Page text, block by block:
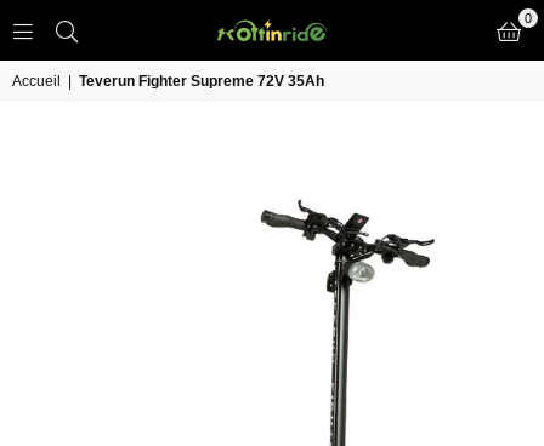
IN
0
Accueil Teverun Fighter Supreme 72V 35Ah